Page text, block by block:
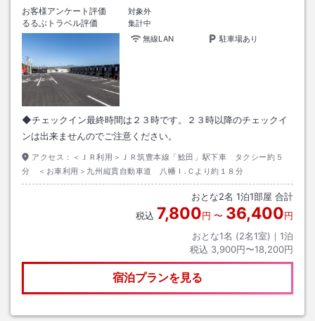
お客様アンケート評価
対象外
るるぶトラベル評価
集計中
無線LAN
駐車場あり
◆チェックイン最終時間は２３時です。２３時以降のチェックイ
ンは出来ませんのでご注意ください。
アクセス：
＜ＪＲ利用＞ＪＲ筑豊本線「鯰田」駅下車 タクシー約５
分 ＜お車利用＞九州縦貫自動車道 八幡Ｉ.Ｃより約１８分
おとな2名 1泊1部屋 合計
税込 7,800円 〜 36,400円
おとな1名 (2名1室)｜ 1泊
税込 3,900円〜18,200円
宿泊プランを見る